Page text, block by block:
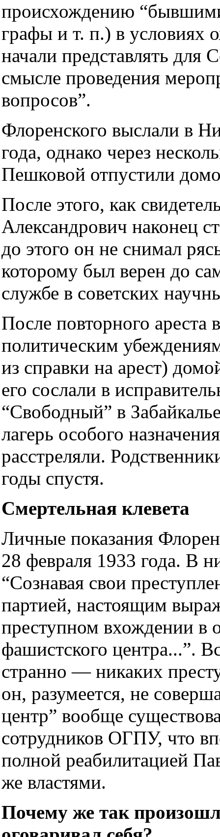
происхождению
графы и т. п.) в условиях
начали представлять для
смысле проведения
вопросов”.
Флоренского выслали в
года, однако через
Пешковой отпустили
После этого, как
Александрович наконец
до этого он не снимал
которому был верен до
службе в советских
После повторного
политическим
из справки на арест)
его сослали в
“Свободный” в
лагерь особого
расстреляли.
годы спустя.
Смертельная клевета
Личные показания
28 февраля 1933 года. В
“Сознавая свои
партией, настоящим
преступном вхождении в
фашистского центра...”.
странно — никаких
он, разумеется, не
центр” вообще
сотрудников ОГПУ, что
полной реабилитацией
же властями.
Почему же так